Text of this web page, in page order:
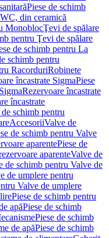
Piese de schimb
din ceramică
MonoblocŢevi de spălare
pentru Ţevi de spălare
de schimb pentru La
schimb pentru
RacorduriRobinete
încastrate SigmaPiese
Rezervoare încastrate
încastrate
de schimb pentru
AccesoriiValve de
de schimb pentru Valve
aparentePiese de
aparenteValve de
de schimb pentru Valve de
de umplere pentru
Valve de umplere
Piese de schimb pentru
apăPiese de schimb
Piese de schimb
de apăPiese de schimb